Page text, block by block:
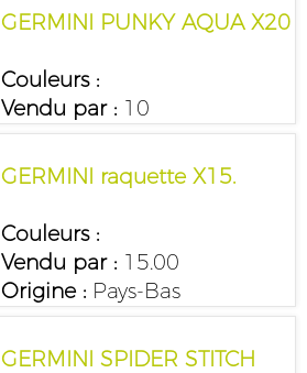
GERMINI PUNKY AQUA X20
Couleurs :
Vendu par :10
GERMINI raquette X15.
Couleurs :
Vendu par :15.00
Origine :Pays-Bas
GERMINI SPIDER STITCH